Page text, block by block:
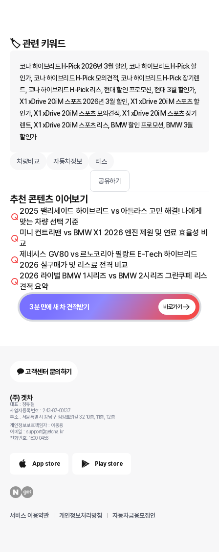
🏷️ 관련 키워드
코나 하이브리드 H-Pick 2026년 3월 할인, 코나 하이브리드 H-Pick 할
인가, 코나 하이브리드 H-Pick 모의견적, 코나 하이브리드 H-Pick 장기렌
트, 코나 하이브리드 H-Pick 리스, 현대 할인 프로모션, 현대 3월 할인가,
X1 xDrive 20i M 스포츠 2026년 3월 할인, X1 xDrive 20i M 스포츠 할
인가, X1 xDrive 20i M 스포츠 모의견적, X1 xDrive 20i M 스포츠 장기
렌트, X1 xDrive 20i M 스포츠 리스, BMW 할인 프로모션, BMW 3월
할인가
차량비교 자동차정보 리스
공유하기
추천 콘텐츠 이어보기
2025 팰리세이드 하이브리드 vs 아틀라스 고민 해결! 나에게
맞는 차량 선택 기준
미니 컨트리맨 vs BMW X1 2026 엔진 제원 및 연료 효율성 비
교
제네시스 GV80 vs 르노코리아 필랑트 E-Tech 하이브리드
2026 실구매가 및 리스료 전격 비교
2026 라이벌 BMW 1시리즈 vs BMW 2시리즈 그란쿠페 리스
견적 요약
3분 만에 새 차 견적받기 바로가기
고객센터 문의하기
(주) 겟차
대표 : 정유철
사업자등록번호 : 243-87-00137
주소 : 서울특별시 강남구 삼성로91길 32 10층, 11층, 12층
개인정보보호책임자 : 이동용
이메일 : support@getcha.kr
전화번호: 1800-0456
App store Play store
서비스 이용약관 개인정보처리방침 자동차금융모집인